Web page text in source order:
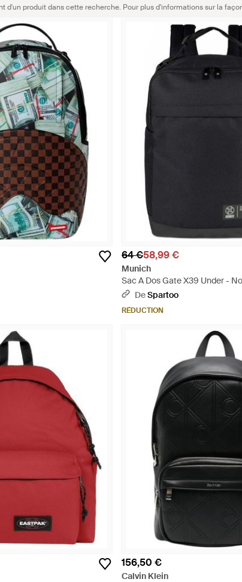
produit dans cette recherche. Pour plus d'informations sur la
64 €58,99 €
Munich
Sac A Dos Gate X39 Under -
DeSpartoo
RÉDUCTION
156,50 €
Calvin Klein